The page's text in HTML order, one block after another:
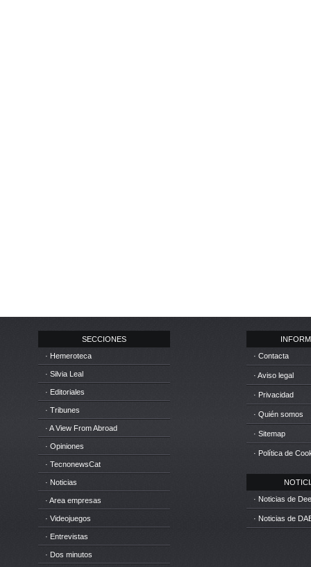
SECCIONES
· Hemeroteca
· Silvia Leal
· Editoriales
· Tribunes
· A View From Abroad
· Opiniones
· TecnonewsCat
· Noticias
· Area empresas
· Videojuegos
· Entrevistas
· Dos minutos
· Contacta
· Aviso legal
· Privacidad
· Quién somos
· Sitemap
· Política de
· Noticias de
· Noticias de